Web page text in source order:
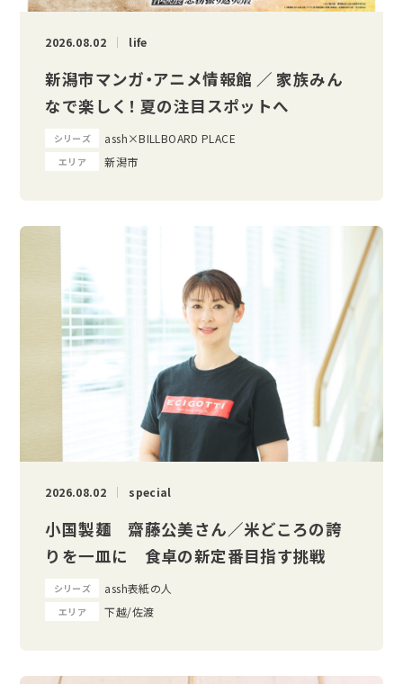
2026.08.02 life
新潟市マンガ・アニメ情報館 ／ 家族みん
なで楽しく！ 夏の注目スポットへ
シリーズ assh×BILLBOARD PLACE
エリア 新潟市
2026.08.02 special
小国製麺 齋藤公美さん／米どころの誇
りを一皿に 食卓の新定番目指す挑戦
シリーズ assh表紙の人
エリア 下越/佐渡